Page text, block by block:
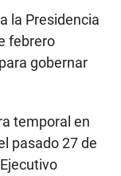
la Presidencia
febrero
gobernar
temporal en
pasado 27 de